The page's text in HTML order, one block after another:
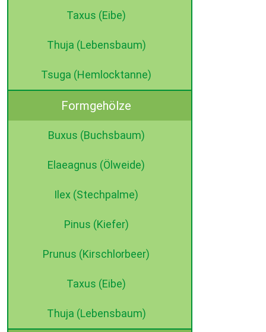
Taxus (Eibe)
Thuja (Lebensbaum)
Tsuga (Hemlocktanne)
Formgehölze
Buxus (Buchsbaum)
Elaeagnus (Ölweide)
Ilex (Stechpalme)
Pinus (Kiefer)
Prunus (Kirschlorbeer)
Taxus (Eibe)
Thuja (Lebensbaum)